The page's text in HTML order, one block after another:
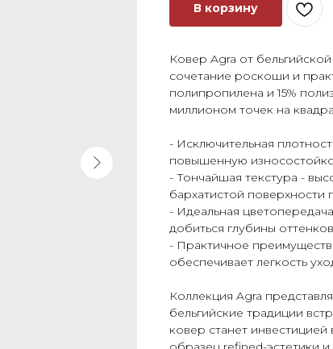
В корзину
Ковер Agra от
сочетание роскоши и
полипропилена и 15%
миллионом точек на
- Исключительная
повышенную
- Тончайшая текстура -
бархатистой поверхности
- Идеальная
добиться глубины
- Практичное
обеспечивает легкость
Коллекция Agra
бельгийские традиции
ковер станет